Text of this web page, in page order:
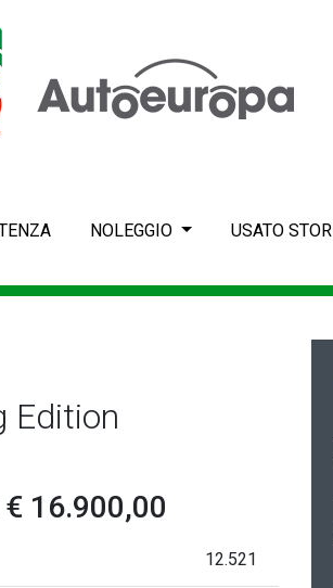
NOLEGGIO USATO
Edition
€ 16.900,00
12.521